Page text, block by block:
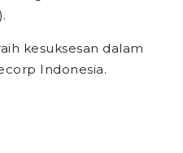
kesuksesan dalam
Indonesia.